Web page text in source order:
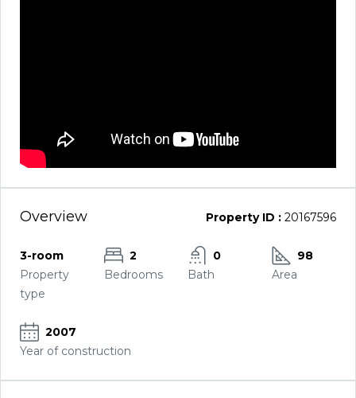
Overview Property ID : 20167596
3-room
Property
type
2
Bedrooms
0
Bath
98
Area
2007
Year of construction